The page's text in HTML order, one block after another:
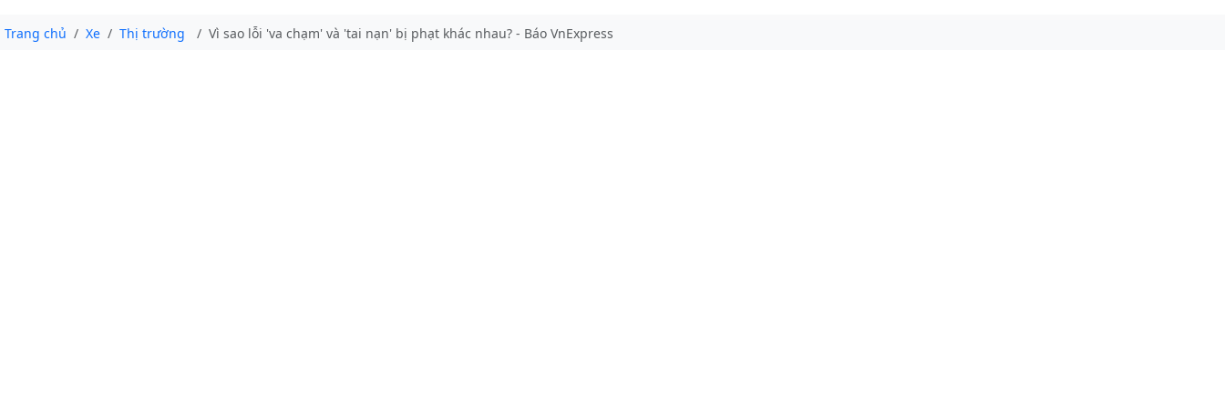
Trang chủ Xe Thị trường Vì sao lỗi 'va chạm' và 'tai nạn' bị phạt khác nhau? - Báo VnExpress